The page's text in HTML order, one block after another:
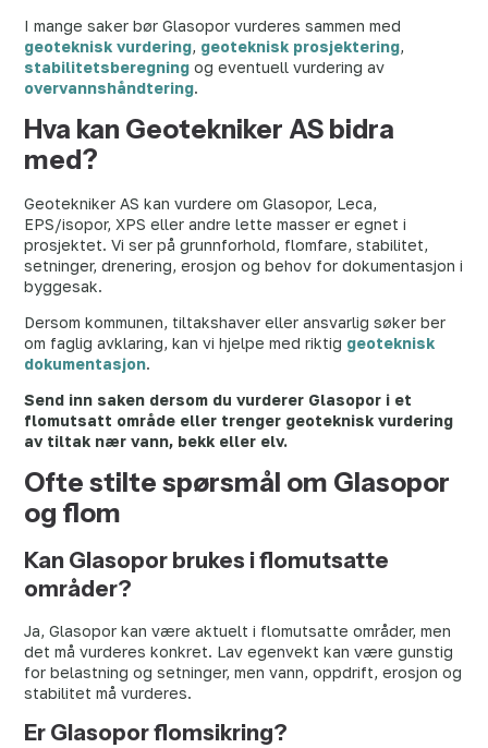
I mange saker bør Glasopor vurderes sammen med
geoteknisk vurdering, geoteknisk prosjektering,
stabilitetsberegning og eventuell vurdering av
overvannshåndtering.
Hva kan Geotekniker AS bidra
med?
Geotekniker AS kan vurdere om Glasopor, Leca,
EPS/isopor, XPS eller andre lette masser er egnet i
prosjektet. Vi ser på grunnforhold, flomfare, stabilitet,
setninger, drenering, erosjon og behov for dokumentasjon i
byggesak.
Dersom kommunen, tiltakshaver eller ansvarlig søker ber
om faglig avklaring, kan vi hjelpe med riktig geoteknisk
dokumentasjon.
Send inn saken dersom du vurderer Glasopor i et
flomutsatt område eller trenger geoteknisk vurdering
av tiltak nær vann, bekk eller elv.
Ofte stilte spørsmål om Glasopor
og flom
Kan Glasopor brukes i flomutsatte
områder?
Ja, Glasopor kan være aktuelt i flomutsatte områder, men
det må vurderes konkret. Lav egenvekt kan være gunstig
for belastning og setninger, men vann, oppdrift, erosjon og
stabilitet må vurderes.
Er Glasopor flomsikring?